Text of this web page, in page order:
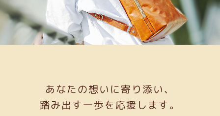
あなたの想いに寄り添い、
踏み出す一歩を応援します。